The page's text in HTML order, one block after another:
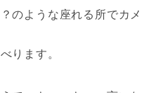
のような座れる所でカメ
ります。